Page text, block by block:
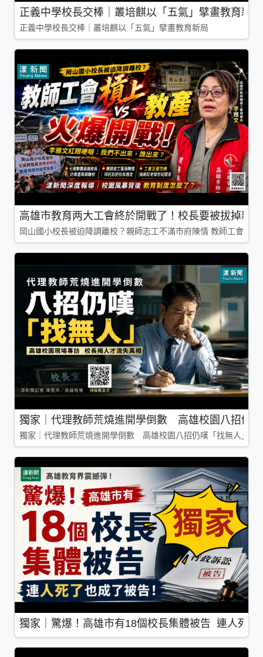
正義中學校長交棒｜叢培麒以「五氣」擘畫教育新局
正義中學校長交棒｜叢培麒以「五氣」擘畫教育新局
高雄市教育两大工會終於開戰了！校長要被拔掉親
岡山國小校長被迫降調離校？親師志工不滿市府陳情 教師工會槓
獨家｜代理教師荒燒進開學倒數 高雄校園八招仍
獨家｜代理教師荒燒進開學倒數 高雄校園八招仍嘆「找無人」
獨家｜驚爆！高雄市有18個校長集體被告 連人死了